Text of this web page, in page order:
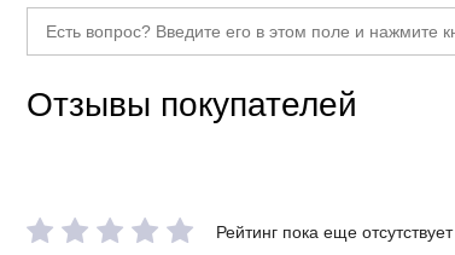
Отзывы покупателей
Рейтинг пока еще отсутствует